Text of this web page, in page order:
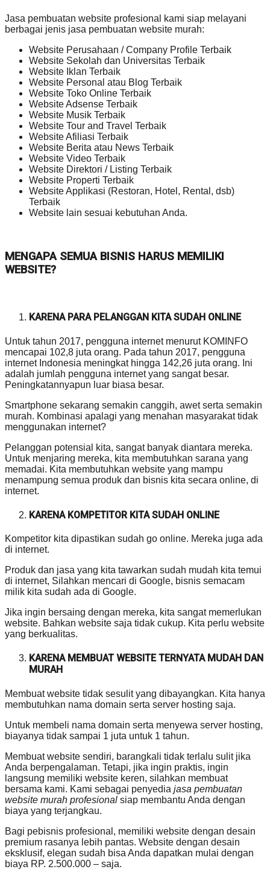
Jasa pembuatan website profesional kami siap melayani
berbagai jenis jasa pembuatan website murah:
Website Perusahaan / Company Profile Terbaik
Website Sekolah dan Universitas Terbaik
Website Iklan Terbaik
Website Personal atau Blog Terbaik
Website Toko Online Terbaik
Website Adsense Terbaik
Website Musik Terbaik
Website Tour and Travel Terbaik
Website Afiliasi Terbaik
Website Berita atau News Terbaik
Website Video Terbaik
Website Direktori / Listing Terbaik
Website Properti Terbaik
Website Applikasi (Restoran, Hotel, Rental, dsb)
Terbaik
Website lain sesuai kebutuhan Anda.
MENGAPA SEMUA BISNIS HARUS MEMILIKI
WEBSITE?
KARENA PARA PELANGGAN KITA SUDAH ONLINE
Untuk tahun 2017, pengguna internet menurut KOMINFO
mencapai 102,8 juta orang. Pada tahun 2017, pengguna
internet Indonesia meningkat hingga 142,26 juta orang. Ini
adalah jumlah pengguna internet yang sangat besar.
Peningkatannyapun luar biasa besar.
Smartphone sekarang semakin canggih, awet serta semakin
murah. Kombinasi apalagi yang menahan masyarakat tidak
menggunakan internet?
Pelanggan potensial kita, sangat banyak diantara mereka.
Untuk menjaring mereka, kita membutuhkan sarana yang
memadai. Kita membutuhkan website yang mampu
menampung semua produk dan bisnis kita secara online, di
internet.
KARENA KOMPETITOR KITA SUDAH ONLINE
Kompetitor kita dipastikan sudah go online. Mereka juga ada
di internet.
Produk dan jasa yang kita tawarkan sudah mudah kita temui
di internet, Silahkan mencari di Google, bisnis semacam
milik kita sudah ada di Google.
Jika ingin bersaing dengan mereka, kita sangat memerlukan
website. Bahkan website saja tidak cukup. Kita perlu website
yang berkualitas.
KARENA MEMBUAT WEBSITE TERNYATA MUDAH DAN
MURAH
Membuat website tidak sesulit yang dibayangkan. Kita hanya
membutuhkan nama domain serta server hosting saja.
Untuk membeli nama domain serta menyewa server hosting,
biayanya tidak sampai 1 juta untuk 1 tahun.
Membuat website sendiri, barangkali tidak terlalu sulit jika
Anda berpengalaman. Tetapi, jika ingin praktis, ingin
langsung memiliki website keren, silahkan membuat
bersama kami. Kami sebagai penyedia jasa pembuatan
website murah profesional siap membantu Anda dengan
biaya yang terjangkau.
Bagi pebisnis profesional, memiliki website dengan desain
premium rasanya lebih pantas. Website dengan desain
eksklusif, elegan sudah bisa Anda dapatkan mulai dengan
biaya RP. 2.500.000 – saja.